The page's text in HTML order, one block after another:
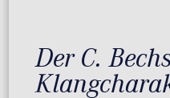
Der C.